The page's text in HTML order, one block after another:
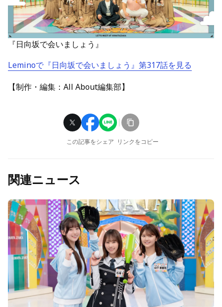
『日向坂で会いましょう』
Leminoで『日向坂で会いましょう』第317話を見る
【制作・編集：All About編集部】
この記事をシェア リンクをコピー
関連ニュース